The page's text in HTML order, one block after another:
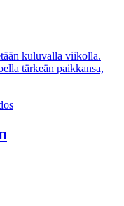
kuluvalla viikolla.
tärkeän paikkansa,